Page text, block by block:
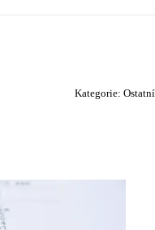
Kategorie: Ostatní